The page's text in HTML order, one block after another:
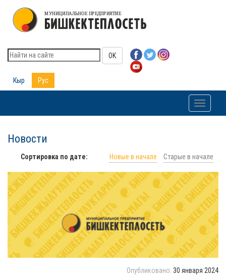
OK
Кыр Рус
Toggle
Новости
Сортировка по дате: Новые в начале Старые в начале
Опубликовано: 30 января 2024